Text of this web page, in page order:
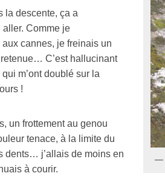
la descente, ça a
Comme je
cannes, je freinais un
C’est hallucinant
m’ont doublé sur la
!
un frottement au genou
tenace, à la limite du
dents… j’allais de moins en
à courir.